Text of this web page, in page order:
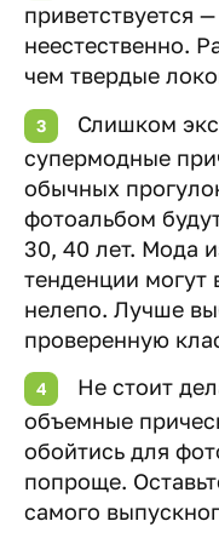
приветствуется
неестественно.
чем твердые
Слишком
супермодные
обычных
фотоальбом
30, 40 лет. Мода
тенденции могут
нелепо. Лучше
проверенную
Не стоит
объемные
обойтись для
попроще.
самого